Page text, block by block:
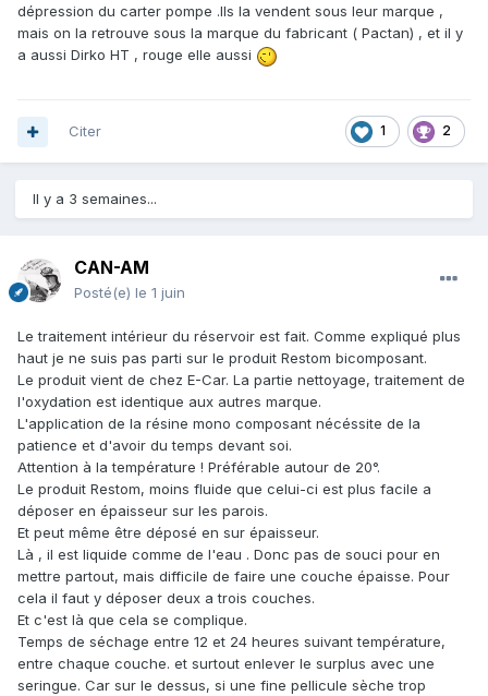
dépression du carter pompe .Ils la vendent sous leur marque ,
mais on la retrouve sous la marque du fabricant ( Pactan) , et il y
a aussi Dirko HT , rouge elle aussi
1 2
Citer
Il y a 3 semaines...
CAN-AM
Posté(e) le 1 juin
Le traitement intérieur du réservoir est fait. Comme expliqué plus
haut je ne suis pas parti sur le produit Restom bicomposant.
Le produit vient de chez E-Car. La partie nettoyage, traitement de
l'oxydation est identique aux autres marque.
L'application de la résine mono composant nécéssite de la
patience et d'avoir du temps devant soi.
Attention à la température ! Préférable autour de 20°.
Le produit Restom, moins fluide que celui-ci est plus facile a
déposer en épaisseur sur les parois.
Et peut même être déposé en sur épaisseur.
Là , il est liquide comme de l'eau . Donc pas de souci pour en
mettre partout, mais difficile de faire une couche épaisse. Pour
cela il faut y déposer deux a trois couches.
Et c'est là que cela se complique.
Temps de séchage entre 12 et 24 heures suivant température,
entre chaque couche. et surtout enlever le surplus avec une
seringue. Car sur le dessus, si une fine pellicule sèche trop